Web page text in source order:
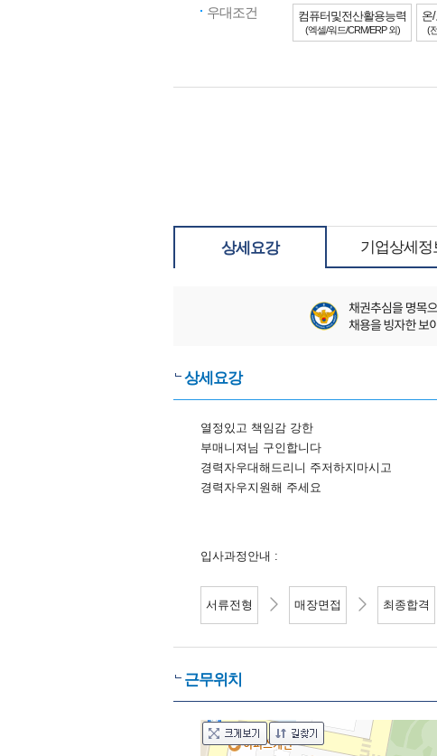
우대조건 컴퓨터및전산활용능력
(엑셀/워드/CRM/ERP 외)
온
(
상세요강 기업상세정
상세요강
열정있고 책임감 강한
부매니져님 구인합니다
경력자우대해드리니 주저하지마시고
​​​경력자우지원해 주세요
입사과정안내 :
서류전형 매장면접 최종합격
근무위치